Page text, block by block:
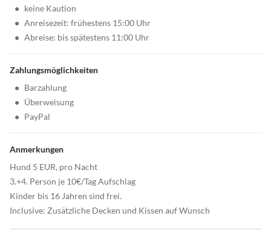
• keine Kaution
• Anreisezeit: frühestens 15:00 Uhr
• Abreise: bis spätestens 11:00 Uhr
Zahlungsmöglichkeiten
• Barzahlung
• Überweisung
• PayPal
Anmerkungen
Hund 5 EUR, pro Nacht
3.+4. Person je 10€/Tag Aufschlag
Kinder bis 16 Jahren sind frei.
Inclusive: Zusätzliche Decken und Kissen auf Wunsch